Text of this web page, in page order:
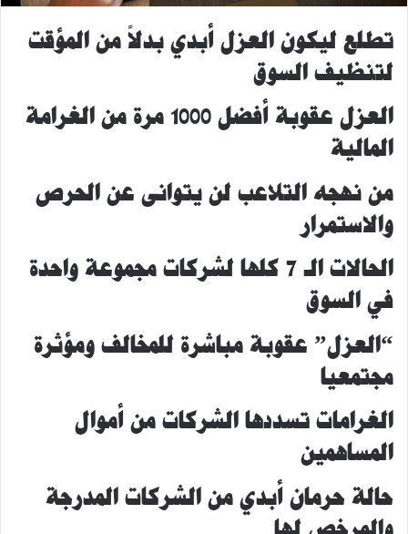
تطلع ليكون العزل أبدي بدلاً من المؤقت
لتنظيف السوق
العزل عقوبة أفضل 1000 مرة من الغرامة
المالية
من نهجه التلاعب لن يتوانى عن الحرص
والاستمرار
الحالات الـ 7 كلها لشركات مجموعة واحدة
في السوق
“العزل” عقوبة مباشرة للمخالف ومؤثرة
مجتمعيا
الغرامات تسددها الشركات من أموال
المساهمين
حالة حرمان أبدي من الشركات المدرجة